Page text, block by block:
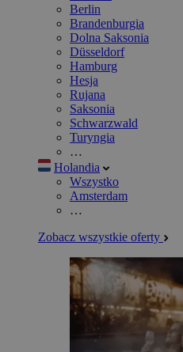
Berlin
Brandenburgia
Dolna Saksonia
Düsseldorf
Hamburg
Hesja
Rujana
Saksonia
Schwarzwald
Turyngia
…
Holandia
Wszystko
Amsterdam
…
Zobacz wszystkie oferty